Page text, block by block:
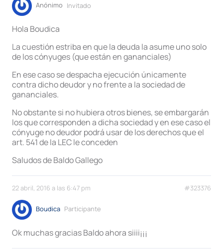
Anónimo Invitado
Hola Boudica
La cuestión estriba en que la deuda la asume uno solo
de los cónyuges (que están en gananciales)
En ese caso se despacha ejecución únicamente
contra dicho deudor y no frente a la sociedad de
gananciales.
No obstante si no hubiera otros bienes, se embargarán
los que corresponden a dicha sociedad y en ese caso el
cónyuge no deudor podrá usar de los derechos que el
art. 541 de la LEC le conceden
Saludos de Baldo Gallego
22 abril, 2016 a las 6:47 pm #323376
Boudica Participante
Ok muchas gracias Baldo ahora siiii¡¡¡